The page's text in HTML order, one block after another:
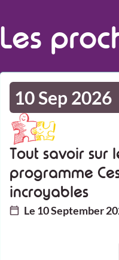
Les
10 Sep 2026
Tout savoir sur
programme
incroyables
Le 10 September